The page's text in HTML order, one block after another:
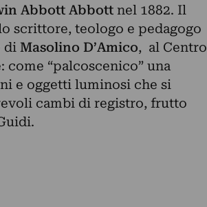
Abbott Abbottnel 1882. Il
scrittore, teologo e pedagogo
di Masolino D’Amico, al Centro
“palcoscenico” una
e oggetti luminosi che si
cambi di registro, frutto